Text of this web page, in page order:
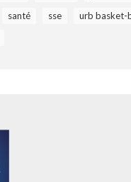
santé sse urb basket-